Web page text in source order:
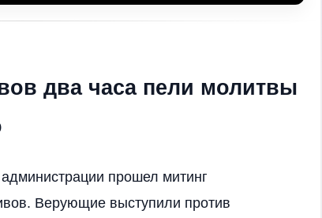
два часа пели молитвы
прошел митинг
Верующие выступили против